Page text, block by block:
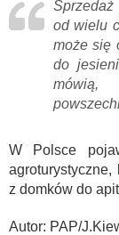
od wielu
może się
do
W Polsce
z domków do
Autor: PAP/